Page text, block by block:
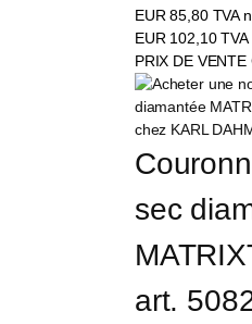
EUR85,80 TVA
EUR 102,10
PRIX DE
sec
art.